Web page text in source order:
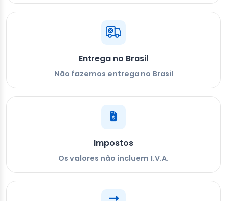
Entrega no Brasil
Não fazemos entrega no Brasil
Impostos
Os valores não incluem I.V.A.